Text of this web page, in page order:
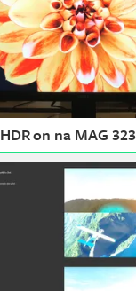
HDR on na MAG